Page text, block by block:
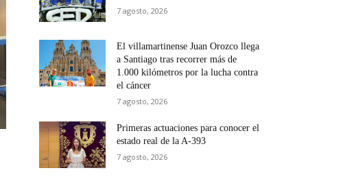
7 agosto, 2026
El villamartinense Juan Orozco llega
a Santiago tras recorrer más de
1.000 kilómetros por la lucha contra
el cáncer
7 agosto, 2026
Primeras actuaciones para conocer el
estado real de la A-393
7 agosto, 2026